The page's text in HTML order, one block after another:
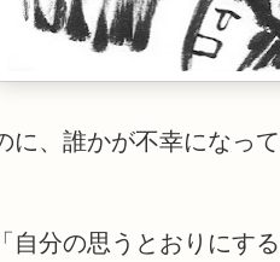
に、誰かが不幸になっ
自分の思うとおりにす